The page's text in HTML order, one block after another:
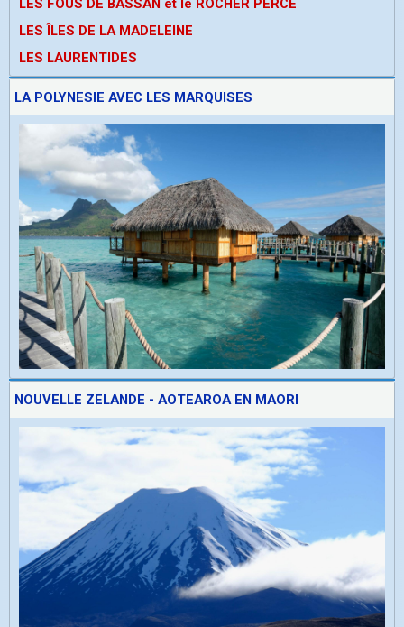
LES FOUS DE BASSAN et le ROCHER PERCE
LES ÎLES DE LA MADELEINE
LES LAURENTIDES
LA POLYNESIE AVEC LES MARQUISES
NOUVELLE ZELANDE - AOTEAROA EN MAORI